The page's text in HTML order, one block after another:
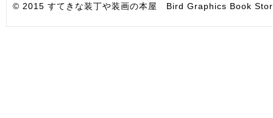
© 2015 すてきな装丁や装画の本屋 Bird Graphics Book